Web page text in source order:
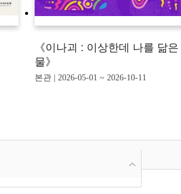
《이나괴 : 이상한데 나를 닮은
물》
본관 | 2026-05-01 ~ 2026-10-11